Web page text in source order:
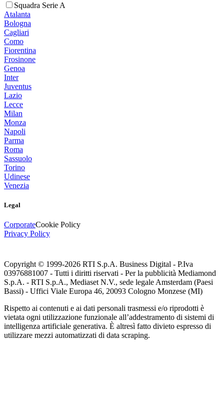
Squadra Serie A
Atalanta
Bologna
Cagliari
Como
Fiorentina
Frosinone
Genoa
Inter
Juventus
Lazio
Lecce
Milan
Monza
Napoli
Parma
Roma
Sassuolo
Torino
Udinese
Venezia
Legal
CorporateCookie Policy
Privacy Policy
Copyright © 1999-2026 RTI S.p.A. Business Digital - P.Iva
03976881007 - Tutti i diritti riservati - Per la pubblicità Mediamond
S.p.A. - RTI S.p.A., Mediaset N.V., sede legale Amsterdam (Paesi
Bassi) - Uffici Viale Europa 46, 20093 Cologno Monzese (MI)
Rispetto ai contenuti e ai dati personali trasmessi e/o riprodotti è
vietata ogni utilizzazione funzionale all’addestramento di sistemi di
intelligenza artificiale generativa. È altresì fatto divieto espresso di
utilizzare mezzi automatizzati di data scraping.